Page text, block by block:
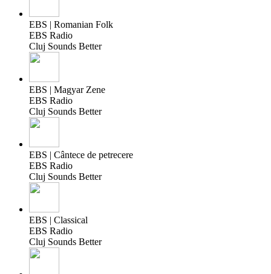
EBS | Romanian Folk
EBS Radio
Cluj Sounds Better
EBS | Magyar Zene
EBS Radio
Cluj Sounds Better
EBS | Cântece de petrecere
EBS Radio
Cluj Sounds Better
EBS | Classical
EBS Radio
Cluj Sounds Better